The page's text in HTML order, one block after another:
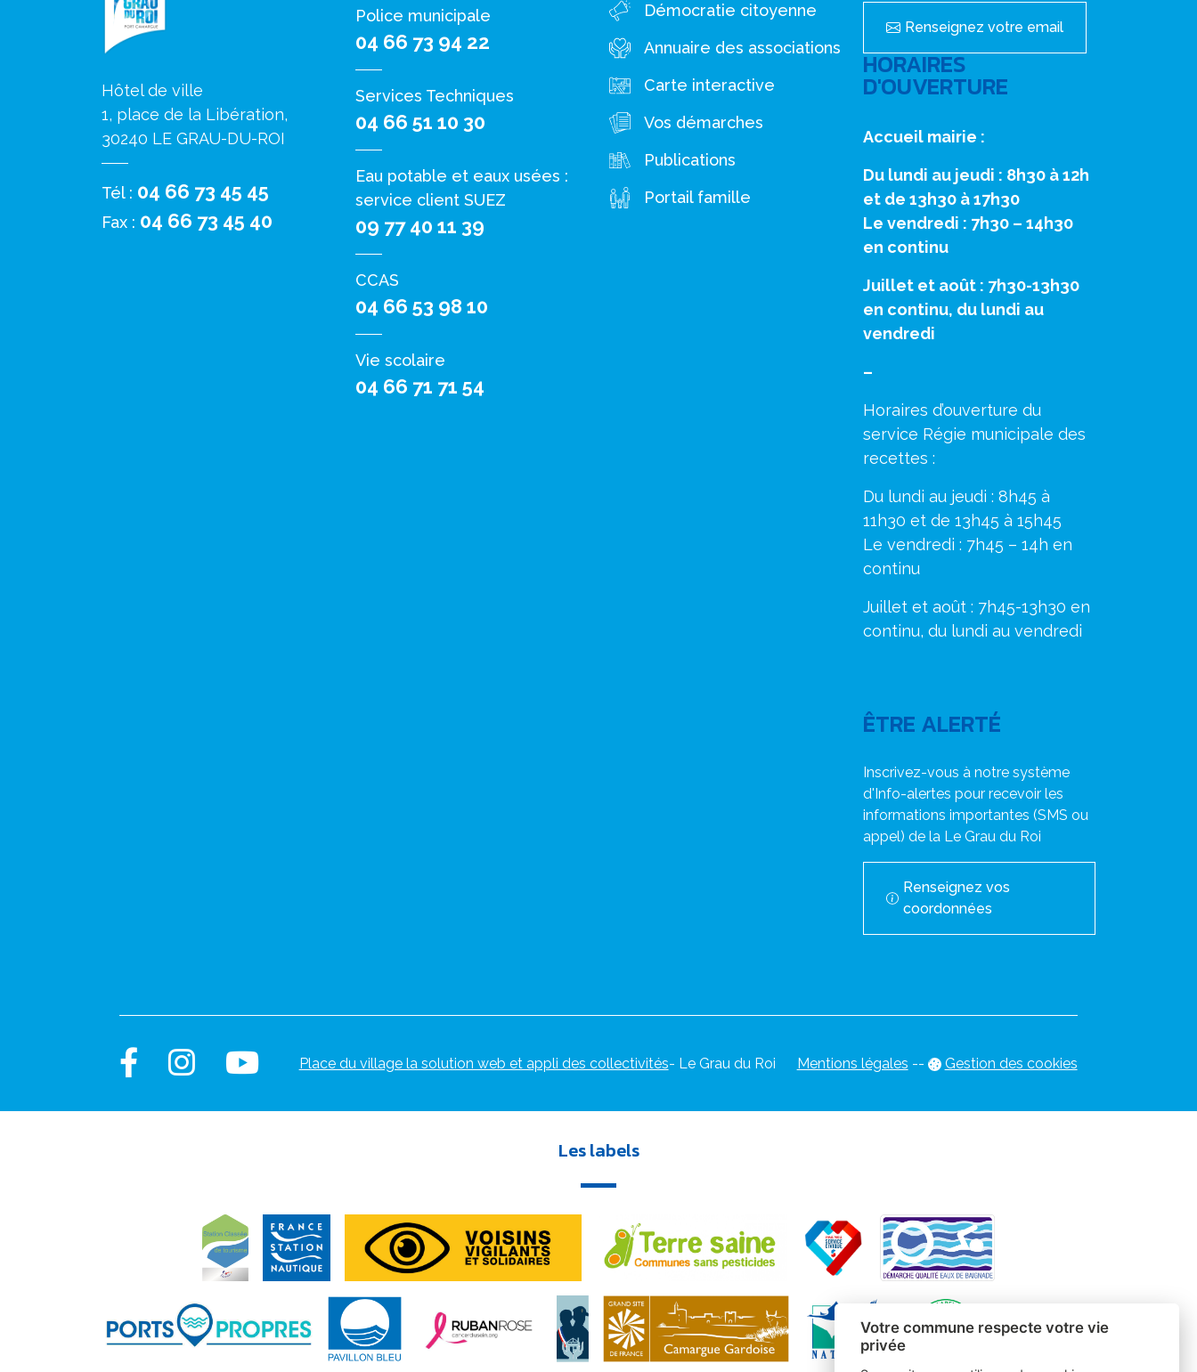
Hôtel de ville
1, place de la Libération,
30240 LE GRAU-DU-ROI
Tél : 04 66 73 45 45
Fax : 04 66 73 45 40
Police municipale
04 66 73 94 22
Services Techniques
04 66 51 10 30
Eau potable et eaux usées :
service client SUEZ
09 77 40 11 39
CCAS
04 66 53 98 10
Vie scolaire
04 66 71 71 54
Démocratie citoyenne
Annuaire des associations
Carte interactive
Vos démarches
Publications
Portail famille
Renseignez votre email
HORAIRES
D'OUVERTURE
Accueil mairie :
Du lundi au jeudi : 8h30 à 12h
et de 13h30 à 17h30
Le vendredi : 7h30 – 14h30
en continu
Juillet et août : 7h30-13h30
en continu, du lundi au
vendredi
–
Horaires d’ouverture du
service Régie municipale des
recettes :
Du lundi au jeudi : 8h45 à
11h30 et de 13h45 à 15h45
Le vendredi : 7h45 – 14h en
continu
Juillet et août : 7h45-13h30 en
continu, du lundi au vendredi
ÊTRE ALERTÉ
Inscrivez-vous à notre système
d'Info-alertes pour recevoir les
informations importantes (SMS ou
appel) de la Le Grau du Roi
Renseignez vos
coordonnées
Place du village la solution web et appli des collectivités- Le Grau du Roi Mentions légales -- Gestion des cookies
Les labels
Votre commune respecte votre vie
privée